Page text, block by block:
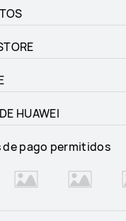
HUAWEI
pago permitidos